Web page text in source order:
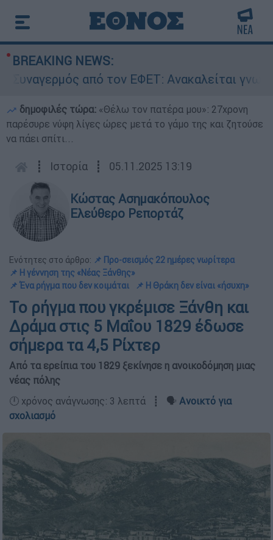
BREAKING NEWS:
από τον ΕΦΕΤ: Ανακαλείται γνωστή
δημοφιλές τώρα: «Θέλω τον πατέρα μου»: 27χρονη
παρέσυρε νύφη λίγες ώρες μετά το γάμο της και ζητούσε
να πάει σπίτι...
┋ Ιστορία ┋ 05.11.2025 13:19
Κώστας Ασημακόπουλος
Ελεύθερο Ρεπορτάζ
Ενότητες στο άρθρο: 📌 Προ-σεισμός 22 ημέρες νωρίτερα
📌 Η γέννηση της «Νέας Ξάνθης»
📌 Ένα ρήγμα που δεν κοιμάται
📌 Η Θράκη δεν είναι «ήσυχη»
Το ρήγμα που γκρέμισε Ξάνθη και
Δράμα στις 5 Μαΐου 1829 έδωσε
σήμερα τα 4,5 Ρίχτερ
Από τα ερείπια του 1829 ξεκίνησε η ανοικοδόμηση μιας
νέας πόλης
🕛 χρόνος ανάγνωσης: 3 λεπτά ┋ 🗣️ Ανοικτό για
σχολιασμό